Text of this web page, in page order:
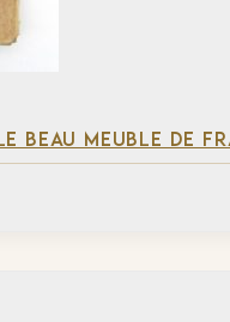
BEAU MEUBLE DE